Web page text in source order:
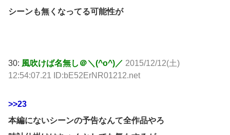
シーンも無くなってる可能性が
30: 風吹けば名無し＠＼(^o^)／ 2015/12/12(土)
12:54:07.21 ID:bE52ErNR01212.net
>>23
本編にないシーンの予告なんて全作品やろ